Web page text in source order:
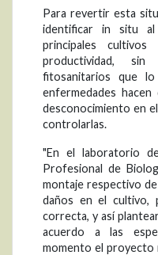
Para revertir esta
identificar in situ
principales
productividad,
fitosanitarios que
enfermedades
desconocimiento en
controlarlas.
"En el laboratorio
Profesional de
montaje respectivo
daños en el cultivo,
correcta, y así
acuerdo a las
momento el proyecto